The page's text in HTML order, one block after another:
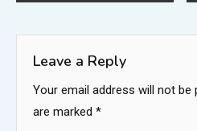
Leave a Reply
Your email address will not be
are marked *